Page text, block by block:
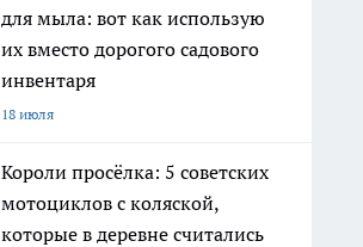
для мыла: вот как использую
их вместо дорогого садового
инвентаря
18 июля
Короли просёлка: 5 советских
мотоциклов с коляской,
которые в деревне считались